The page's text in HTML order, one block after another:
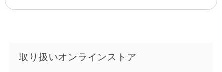
取り扱いオンラインストア